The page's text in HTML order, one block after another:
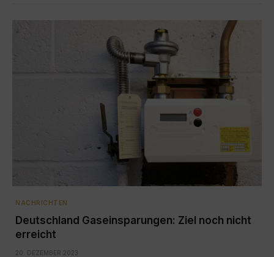
NACHRICHTEN
Deutschland Gaseinsparungen: Ziel noch nicht
erreicht
20. DEZEMBER 2023